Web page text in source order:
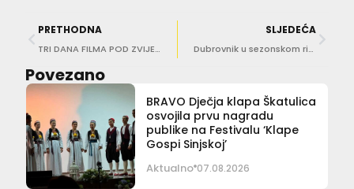
PRETHODNA
TRI DANA FILMA POD ZVIJEZDAMA Počinje Ponta Lopud Film Festival
SLJEDEĆA
Dubrovnik u sezonskom ritmu: Promet pojačan, ali grad još uvijek ‘vozi’
Povezano
BRAVO Dječja klapa Škatulica
osvojila prvu nagradu
publike na Festivalu ‘Klape
Gospi Sinjskoj’
Aktualno 07.08.2026